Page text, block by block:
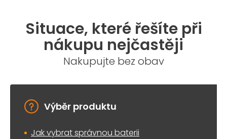
Situace, které řešíte při
nákupu nejčastěji
Nakupujte bez obav
Výběr produktu
Jak vybrat správnou baterii